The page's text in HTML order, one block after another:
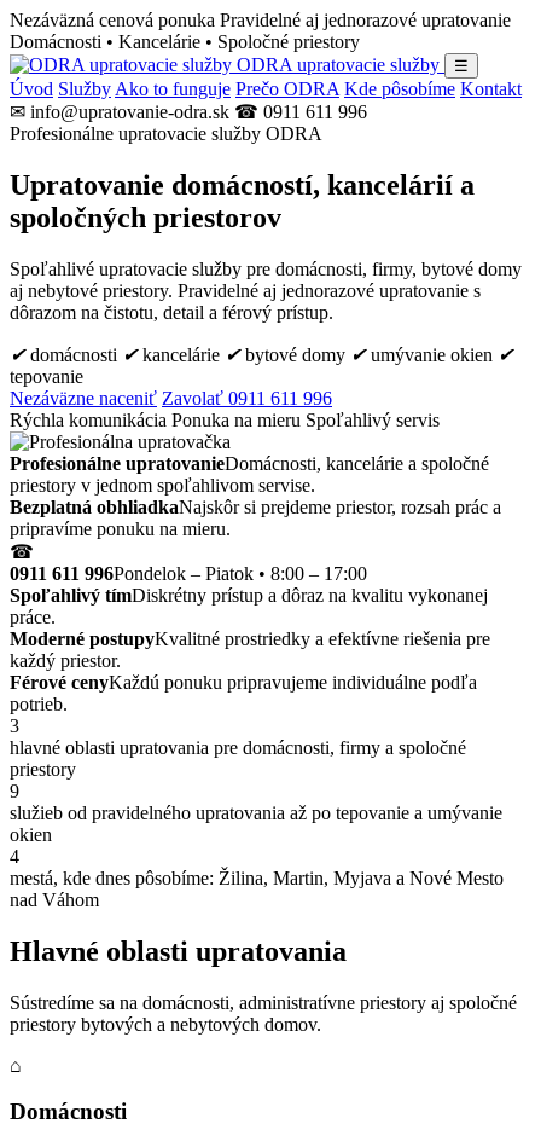
Nezáväzná cenová ponuka Pravidelné aj jednorazové upratovanie
Domácnosti • Kancelárie • Spoločné priestory
ODRA upratovacie služby
☰
Úvod Služby Ako to funguje Prečo ODRA Kde pôsobíme Kontakt
✉ info@upratovanie-odra.sk ☎ 0911 611 996
Profesionálne upratovacie služby ODRA
Upratovanie domácností, kancelárií a
spoločných priestorov
Spoľahlivé upratovacie služby pre domácnosti, firmy, bytové domy
aj nebytové priestory. Pravidelné aj jednorazové upratovanie s
dôrazom na čistotu, detail a férový prístup.
✔domácnosti ✔kancelárie ✔bytové domy ✔umývanie okien ✔
tepovanie
Nezáväzne naceniť Zavolať 0911 611 996
Rýchla komunikácia Ponuka na mieru Spoľahlivý servis
Profesionálne upratovanieDomácnosti, kancelárie a spoločné
priestory v jednom spoľahlivom servise.
Bezplatná obhliadkaNajskôr si prejdeme priestor, rozsah prác a
pripravíme ponuku na mieru.
☎
0911 611 996Pondelok – Piatok • 8:00 – 17:00
Spoľahlivý tímDiskrétny prístup a dôraz na kvalitu vykonanej
práce.
Moderné postupyKvalitné prostriedky a efektívne riešenia pre
každý priestor.
Férové cenyKaždú ponuku pripravujeme individuálne podľa
potrieb.
3
hlavné oblasti upratovania pre domácnosti, firmy a spoločné
priestory
9
služieb od pravidelného upratovania až po tepovanie a umývanie
okien
4
mestá, kde dnes pôsobíme: Žilina, Martin, Myjava a Nové Mesto
nad Váhom
Hlavné oblasti upratovania
Sústredíme sa na domácnosti, administratívne priestory aj spoločné
priestory bytových a nebytových domov.
⌂
Domácnosti